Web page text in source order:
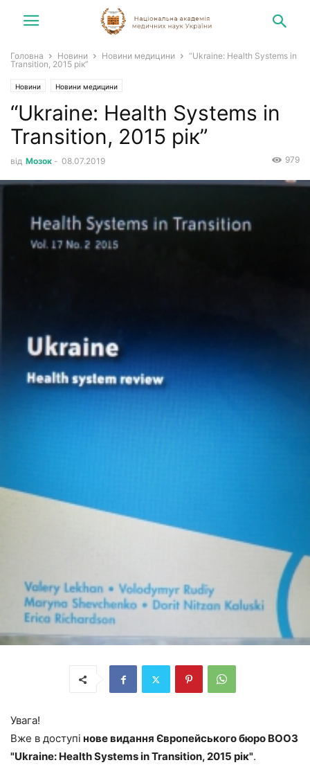
Головна Новини Новини медицини
“Ukraine: Health Systems in
Transition, 2015 рік”
Новини Новини медицини
“Ukraine: Health Systems in
Transition, 2015 рік”
від Мозок - 08.07.2019 979
Увага!
Вже в доступі нове видання Європейського бюро ВООЗ
"Ukraine: Health Systems in Transition, 2015 рік".